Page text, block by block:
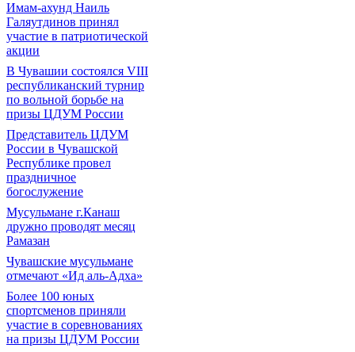
Имам-ахунд Наиль
Галяутдинов принял
участие в патриотической
акции
В Чувашии состоялся VIII
республиканский турнир
по вольной борьбе на
призы ЦДУМ России
Представитель ЦДУМ
России в Чувашской
Республике провел
праздничное
богослужение
Мусульмане г.Канаш
дружно проводят месяц
Рамазан
Чувашские мусульмане
отмечают «Ид аль-Адха»
Более 100 юных
спортсменов приняли
участие в соревнованиях
на призы ЦДУМ России